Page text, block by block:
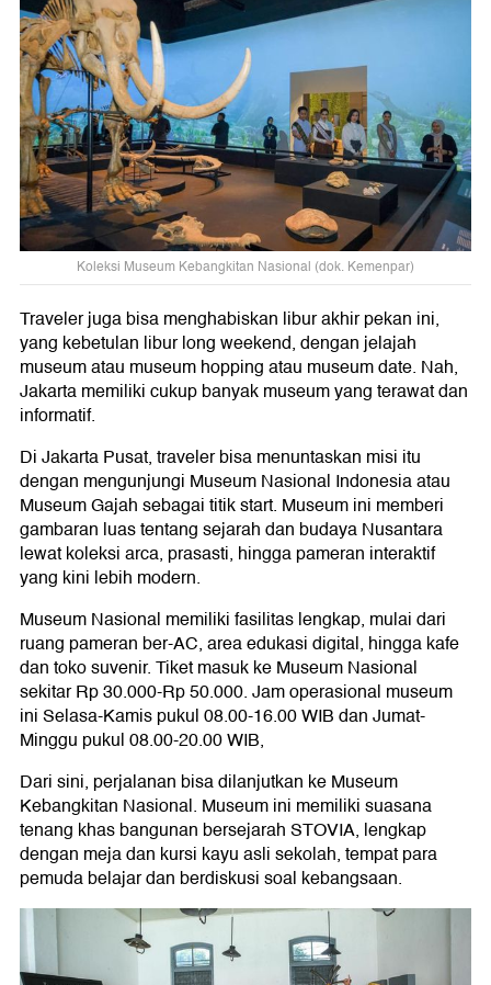
Koleksi Museum Kebangkitan Nasional (dok. Kemenpar)
Traveler juga bisa menghabiskan libur akhir pekan ini,
yang kebetulan libur long weekend, dengan jelajah
museum atau museum hopping atau museum date. Nah,
Jakarta memiliki cukup banyak museum yang terawat dan
informatif.
Di Jakarta Pusat, traveler bisa menuntaskan misi itu
dengan mengunjungi Museum Nasional Indonesia atau
Museum Gajah sebagai titik start. Museum ini memberi
gambaran luas tentang sejarah dan budaya Nusantara
lewat koleksi arca, prasasti, hingga pameran interaktif
yang kini lebih modern.
Museum Nasional memiliki fasilitas lengkap, mulai dari
ruang pameran ber-AC, area edukasi digital, hingga kafe
dan toko suvenir. Tiket masuk ke Museum Nasional
sekitar Rp 30.000-Rp 50.000. Jam operasional museum
ini Selasa-Kamis pukul 08.00-16.00 WIB dan Jumat-
Minggu pukul 08.00-20.00 WIB,
Dari sini, perjalanan bisa dilanjutkan ke Museum
Kebangkitan Nasional. Museum ini memiliki suasana
tenang khas bangunan bersejarah STOVIA, lengkap
dengan meja dan kursi kayu asli sekolah, tempat para
pemuda belajar dan berdiskusi soal kebangsaan.